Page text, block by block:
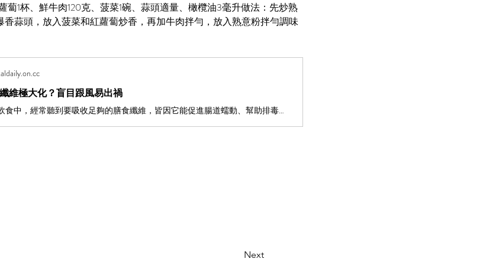
蔔1杯、鮮牛肉120克、菠菜1碗、蒜頭適量、橄欖油3毫升做法：先炒熟
香蒜頭，放入菠菜和紅蘿蔔炒香，再加牛肉拌勻，放入熟意粉拌勻調味
維極大化？盲目跟風易出禍
日常飲食中，經常聽到要吸收足夠的膳食纖維，皆因它能促進腸道蠕動、幫助排毒和減低熱量吸收。近年網絡上更興起「膳食纖維極大化」（Fibermaxxing）的飲食熱潮，許多人嘗試大幅提升攝取量以追求最佳效果。然而，這種新興飲食法是否真的完美無瑕？今次請來營養師為大家解構當中利弊，免得原本想追求健康的大家，反而食出健康問題。
Next